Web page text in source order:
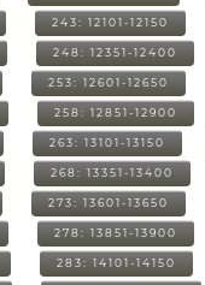
243: 12101-12150
248: 12351-12400
253: 12601-12650
258: 12851-12900
263: 13101-13150
268: 13351-13400
273: 13601-13650
278: 13851-13900
283: 14101-14150